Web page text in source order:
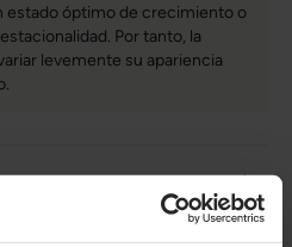
estado óptimo de crecimiento o
Por tanto, la
levemente su apariencia